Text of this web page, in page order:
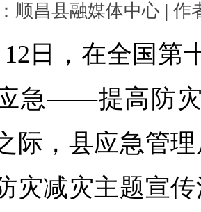
顺昌县融媒体中心 | 作
12日，在全国第
急——提高防
际，县应急管
灾减灾主题宣